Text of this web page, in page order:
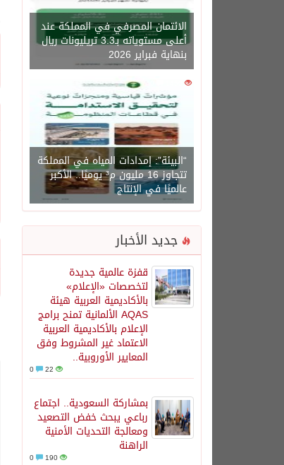
الائتمان المصرفي في المملكة عند
أعلى مستوياته بـ3.3 تريليونات ريال
بنهاية فبراير 2026
1450
“البيئة”: إمدادات المياه في المملكة
تتجاوز 16 مليون م³ يوميًا.. الأكبر
عالميًا في الإنتاج
جديد الأخبار
قفزة عالمية جديدة
لتخصصات «الإعلام»
بالأكاديمية العربية هيئة
AQAS الألمانية تمنح برامج
الإعلام بالأكاديمية العربية
الاعتماد غير المشروط وفق
المعايير الأوروبية..
22
بمشاركة السعودية.. اجتماع
رباعي يبحث خفض التصعيد
ومعالجة التحديات الأمنية
الراهنة
190